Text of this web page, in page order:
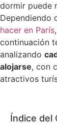
dormir puede
Dependiendo
hacer en París
continuación
analizando
alojarse, con
atractivos
Índice del